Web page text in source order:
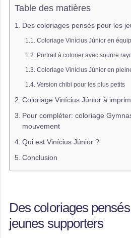
Table des matières
Des coloriages pensés pour les
Coloriage Vinícius Júnior en
Portrait à colorier avec sourire
Coloriage Vinícius Júnior en
Version chibi pour les plus petits
Coloriage Vinícius Júnior à
Pour compléter: coloriage
mouvement
Qui est Vinícius Júnior ?
Conclusion
Des coloriages
jeunes supporters